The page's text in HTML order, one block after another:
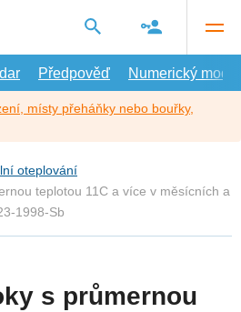
Předpověď Numerický model
místy přeháňky nebo bouřky,
oteplování
teplotou 11C a více v měsícních a
1998-Sb
s průmernou